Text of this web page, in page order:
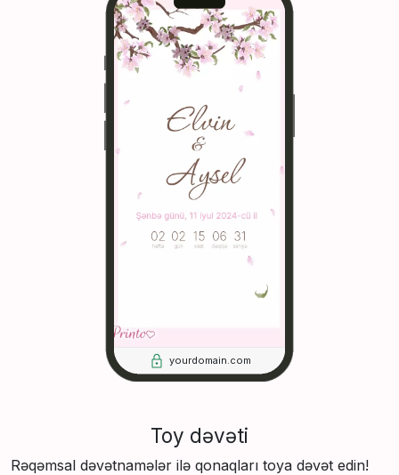
Toy dəvəti
Rəqəmsal dəvətnamələr ilə qonaqları toya dəvət edin!
yourdomain.com